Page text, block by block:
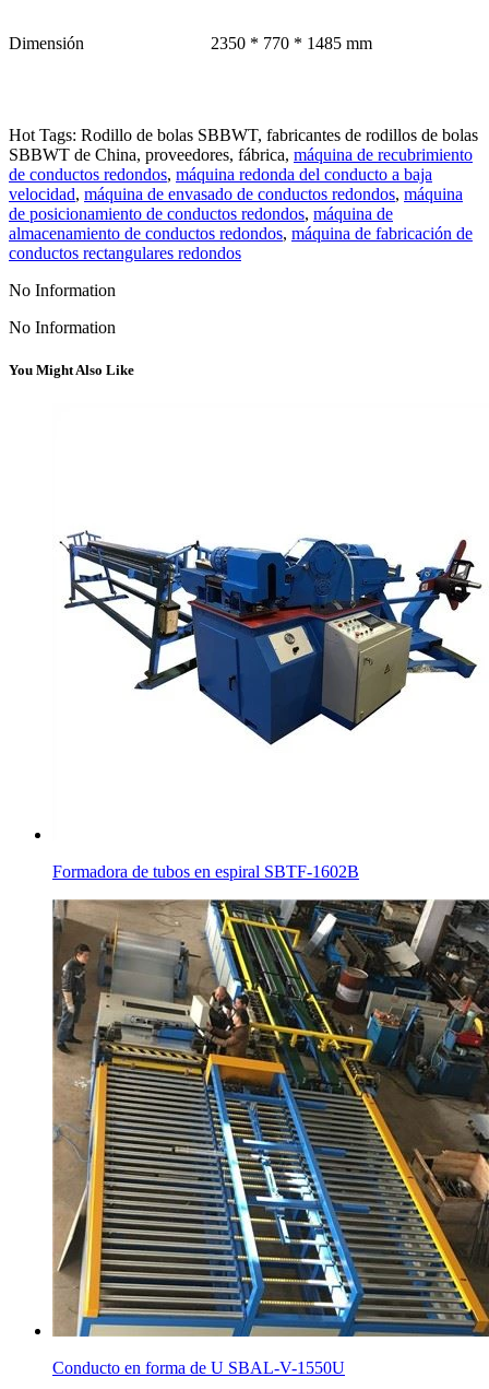
Dimensión 2350 * 770 * 1485 mm
Hot Tags: Rodillo de bolas SBBWT, fabricantes de rodillos de bolas
SBBWT de China, proveedores, fábrica, máquina de recubrimiento
de conductos redondos, máquina redonda del conducto a baja
velocidad, máquina de envasado de conductos redondos, máquina
de posicionamiento de conductos redondos, máquina de
almacenamiento de conductos redondos, máquina de fabricación de
conductos rectangulares redondos
No Information
No Information
You Might Also Like
Formadora de tubos en espiral SBTF-1602B
Conducto en forma de U SBAL-V-1550U